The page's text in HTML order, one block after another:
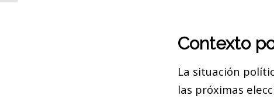
Contexto
La situación
las próximas